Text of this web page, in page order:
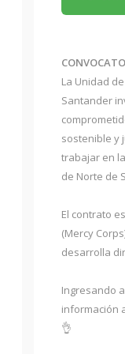
La Unidad
Santander
sostenible y
trabajar en
de Norte de
El contrato
(Mercy
desarrolla
Ingresando
información
👌